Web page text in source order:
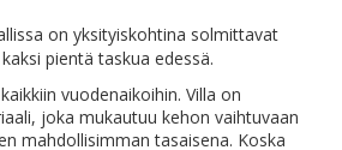
on yksityiskohtina solmittavat
pientä taskua edessä.
vuodenaikoihin. Villa on
joka mukautuu kehon vaihtuvaan
mahdollisimman tasaisena. Koska